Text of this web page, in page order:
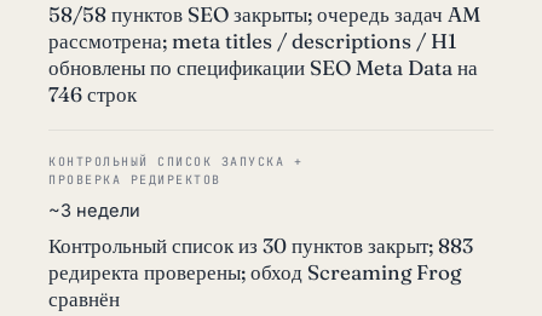
58/58 пунктов SEO закрыты; очередь задач AM
рассмотрена; meta titles / descriptions / H1
обновлены по спецификации SEO Meta Data на
746 строк
КОНТРОЛЬНЫЙ СПИСОК ЗАПУСКА +
ПРОВЕРКА РЕДИРЕКТОВ
~3 недели
Контрольный список из 30 пунктов закрыт; 883
редиректа проверены; обход Screaming Frog
сравнён